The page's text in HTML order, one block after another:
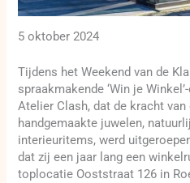
5 oktober 2024
Tijdens het Weekend van de
spraakmakende ‘Win je
Atelier Clash, dat de kracht
handgemaakte juwelen,
interieuritems, werd
dat zij een jaar lang een
toplocatie Ooststraat 126 in